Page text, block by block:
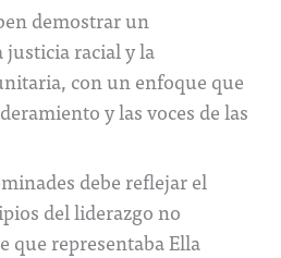
demostrar un
justicia racial y la
con un enfoque que
y las voces de las
debe reflejar el
del liderazgo no
que representaba Ella